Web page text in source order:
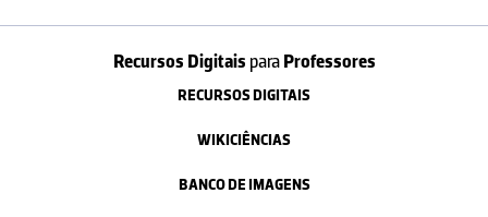
Recursos Digitais paraProfessores
RECURSOS DIGITAIS
WIKICIÊNCIAS
BANCO DE IMAGENS